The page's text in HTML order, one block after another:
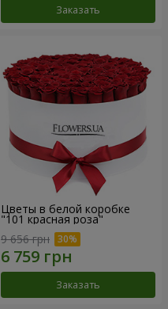
Заказать
Цветы в белой коробке
"101 красная роза"
9 656 грн
Заказать